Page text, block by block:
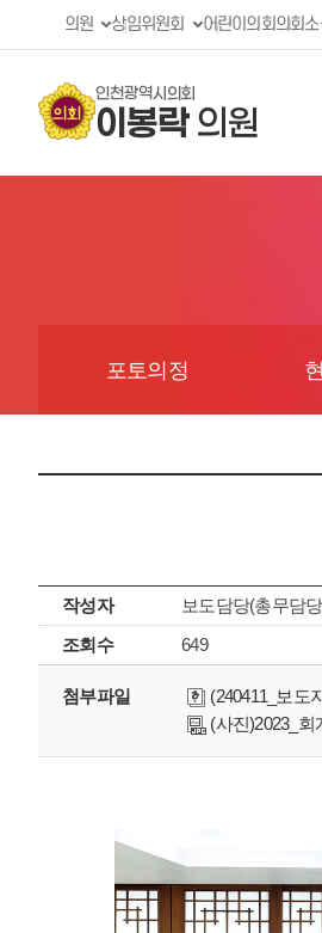
의원 상임위원회 어린이의회의회소
인천광역시의회
이봉락의원
포토의정
작성자 보도담당(총무담
조회수
649
첨부파일 (240411_보도
(사진)2023_